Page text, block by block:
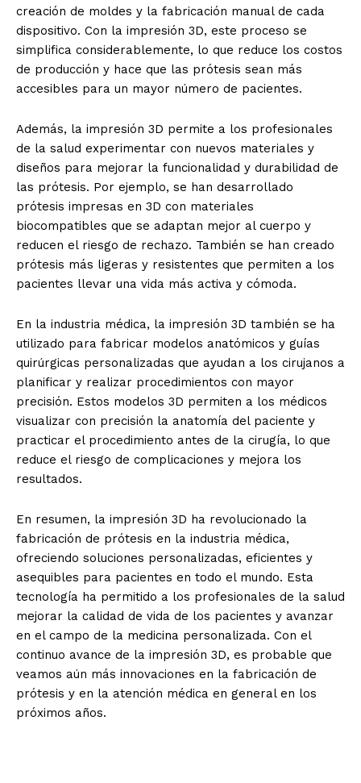
creación de moldes y la fabricación manual de cada
dispositivo. Con la impresión 3D, este proceso se
simplifica considerablemente, lo que reduce los costos
de producción y hace que las prótesis sean más
accesibles para un mayor número de pacientes.
Además, la impresión 3D permite a los profesionales
de la salud experimentar con nuevos materiales y
diseños para mejorar la funcionalidad y durabilidad de
las prótesis. Por ejemplo, se han desarrollado
prótesis impresas en 3D con materiales
biocompatibles que se adaptan mejor al cuerpo y
reducen el riesgo de rechazo. También se han creado
prótesis más ligeras y resistentes que permiten a los
pacientes llevar una vida más activa y cómoda.
En la industria médica, la impresión 3D también se ha
utilizado para fabricar modelos anatómicos y guías
quirúrgicas personalizadas que ayudan a los cirujanos a
planificar y realizar procedimientos con mayor
precisión. Estos modelos 3D permiten a los médicos
visualizar con precisión la anatomía del paciente y
practicar el procedimiento antes de la cirugía, lo que
reduce el riesgo de complicaciones y mejora los
resultados.
En resumen, la impresión 3D ha revolucionado la
fabricación de prótesis en la industria médica,
ofreciendo soluciones personalizadas, eficientes y
asequibles para pacientes en todo el mundo. Esta
tecnología ha permitido a los profesionales de la salud
mejorar la calidad de vida de los pacientes y avanzar
en el campo de la medicina personalizada. Con el
continuo avance de la impresión 3D, es probable que
veamos aún más innovaciones en la fabricación de
prótesis y en la atención médica en general en los
próximos años.